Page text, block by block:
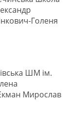
Голеня
ШМ ім.
Мирослав